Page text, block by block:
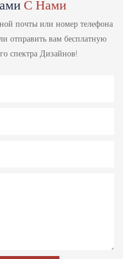
С Нами
почты или номер телефона
отправить вам бесплатную
спектра Дизайнов!